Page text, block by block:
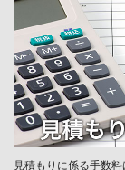
見積もりに係る手数